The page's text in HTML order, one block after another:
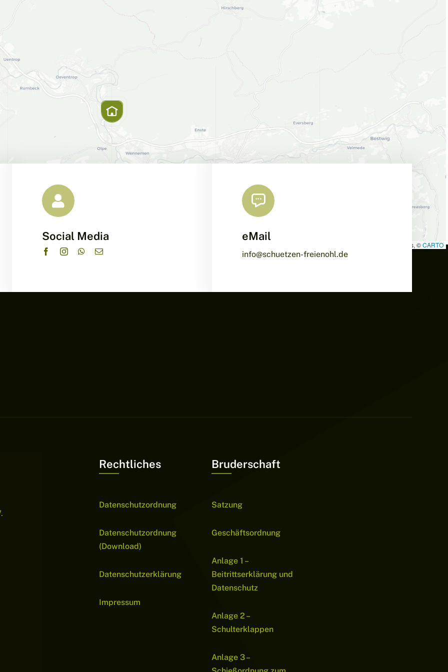
contributors, ©CARTO
Social Media eMail
info@schuetzen-freienohl.de
Rechtliches
Datenschutzordnung
Datenschutzordnung
(Download)
Datenschutzerklärung
Impressum
Bruderschaft
Satzung
Geschäftsordnung
Anlage 1 –
Beitrittserklärung und
Datenschutz
Anlage 2 –
Schulterklappen
Anlage 3 –